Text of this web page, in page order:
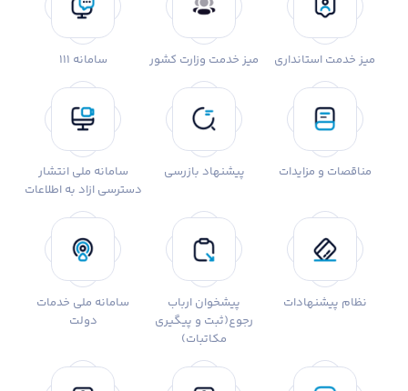
میز خدمت استانداری میز خدمت وزارت کشور سامانه 111
مناقصات و مزایدات پیشنهاد بازرسی
سامانه ملی انتشار
دسترسی ازاد به اطلاعات
نظام پیشنهادات
پیشخوان ارباب
رجوع(ثبت و پیگیری
مکاتبات)
سامانه ملی خدمات
دولت